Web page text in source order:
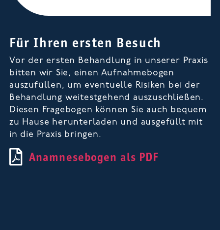
Für Ihren ersten Besuch
Vor der ersten Behandlung in unserer Praxis
bitten wir Sie, einen Aufnahmebogen
auszufüllen, um eventuelle Risiken bei der
Behandlung weitestgehend auszuschließen.
Diesen Fragebogen können Sie auch bequem
zu Hause herunterladen und ausgefüllt mit
in die Praxis bringen.
Anamnesebogen als PDF